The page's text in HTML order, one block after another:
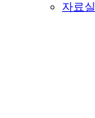
자료실